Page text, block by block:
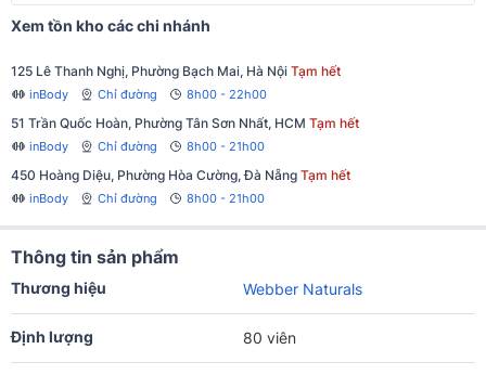
Xem tồn kho các chi nhánh
125 Lê Thanh Nghị, Phường Bạch Mai, Hà Nội Tạm hết
inBody Chỉ đường 8h00 - 22h00
51 Trần Quốc Hoàn, Phường Tân Sơn Nhất, HCM Tạm hết
inBody Chỉ đường 8h00 - 21h00
450 Hoàng Diệu, Phường Hòa Cường, Đà Nẵng Tạm hết
inBody Chỉ đường 8h00 - 21h00
Thông tin sản phẩm
Thương hiệu Webber Naturals
Định lượng 80 viên